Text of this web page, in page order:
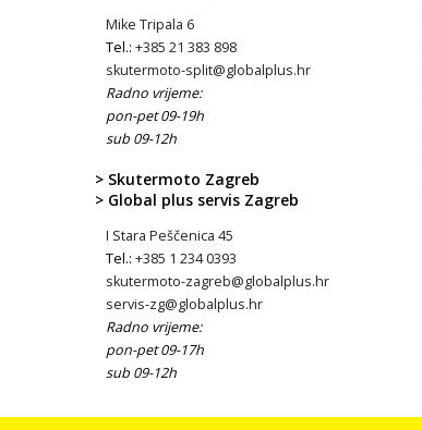
Mike Tripala 6
Tel.: +385 21 383 898
skutermoto-split@globalplus.hr
Radno vrijeme:
pon-pet 09-19h
sub 09-12h
> Skutermoto Zagreb
> Global plus servis Zagreb
I Stara Peščenica 45
Tel.: +385 1 234 0393
skutermoto-zagreb@globalplus.hr
servis-zg@globalplus.hr
Radno vrijeme:
pon-pet 09-17h
sub 09-12h